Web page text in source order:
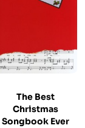
The Best
Christmas
Songbook Ever